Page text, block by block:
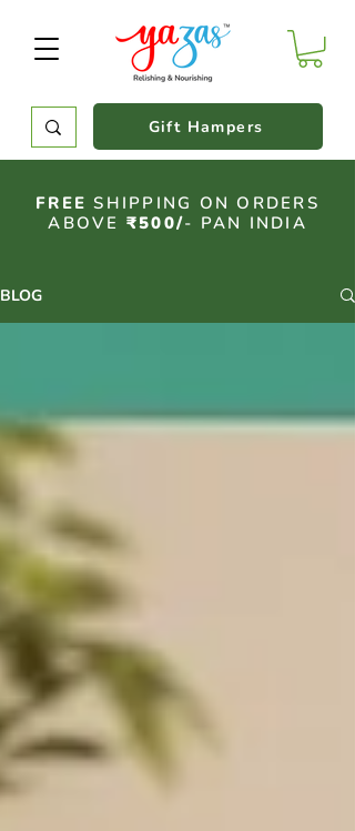
FREE SHIPPING ON ORDERS
ABOVE ₹500/- PAN INDIA
Gift Hampers
BLOG